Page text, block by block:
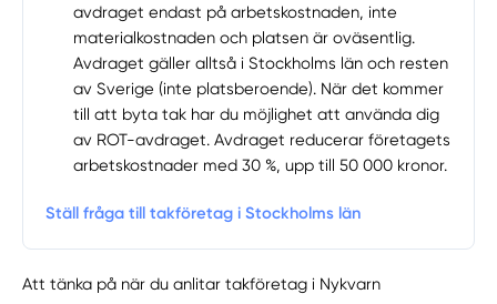
avdraget endast på arbetskostnaden, inte
materialkostnaden och platsen är oväsentlig.
Avdraget gäller alltså i Stockholms län och resten
av Sverige (inte platsberoende). När det kommer
till att byta tak har du möjlighet att använda dig
av ROT-avdraget. Avdraget reducerar företagets
arbetskostnader med 30 %, upp till 50 000 kronor.
Ställ fråga till takföretag i Stockholms län
Att tänka på när du anlitar takföretag i Nykvarn